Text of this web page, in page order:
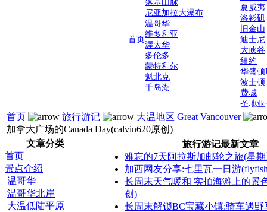
首页
落基山脉
尼亚加拉大瀑布
温哥华
维多利亚
渥太华
多伦多
蒙特利尔
魁北克
千岛湖
夏威夷
洛衫矶
旧金山
迪士尼
大峡谷
纽约
华盛顿
波士顿
费城
圣地亚
首页 旅行游记
大温地区 Great Vancouver
加拿大广场的Canada Day(calvin620原创)
文章分类
首页
景点介绍
温哥华
温哥华北岸
大温低陆平原
旅行游记最新文章
难忘的7天阿拉斯加邮轮之旅(星
加西网友分享:七里瓦一日游
长周末天气暖和 实拍海滩上的景
创)
长周末解锁BC宝藏小镇:骑车遇野